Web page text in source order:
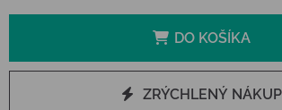
DO KOŠÍKA
ZRÝCHLENÝ NÁKUP